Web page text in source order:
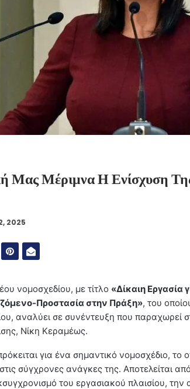
Μας Μέριμνα Η Ενίσχυση
2025
νομοσχεδίου, με τίτλο «Δίκαιη Εργασία
Προστασία στην Πράξη», του
αναλύει σε συνέντευξη που
Νίκη Κεραμέως.
για ένα σημαντικό νομοσχέδιο, το
σύγχρονες ανάγκες της. Αποτελείται
του εργασιακού πλαισίου, την